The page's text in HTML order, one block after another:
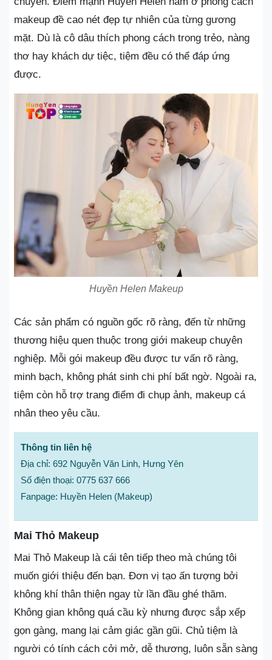
makeup đề cao nét đẹp tự nhiên của từng gương
mặt. Dù là cô dâu thích phong cách trong trẻo, nàng
thơ hay khách dự tiệc, tiệm đều có thể đáp ứng
được.
Huyền Helen Makeup
Các sản phẩm có nguồn gốc rõ ràng, đến từ những
thương hiệu quen thuộc trong giới makeup chuyên
nghiệp. Mỗi gói makeup đều được tư vấn rõ ràng,
minh bạch, không phát sinh chi phí bất ngờ. Ngoài ra,
tiệm còn hỗ trợ trang điểm đi chụp ảnh, makeup cá
nhân theo yêu cầu.
Thông tin liên hệ
Địa chỉ: 692 Nguyễn Văn Linh, Hưng Yên
Số điện thoại: 0775 637 666
Fanpage: Huyền Helen (Makeup)
Mai Thỏ Makeup
Mai Thỏ Makeup là cái tên tiếp theo mà chúng tôi
muốn giới thiệu đến bạn. Đơn vị tạo ấn tượng bởi
không khí thân thiện ngay từ lần đầu ghé thăm.
Không gian không quá cầu kỳ nhưng được sắp xếp
gọn gàng, mang lại cảm giác gần gũi. Chủ tiệm là
người có tính cách cởi mở, dễ thương, luôn sẵn sàng